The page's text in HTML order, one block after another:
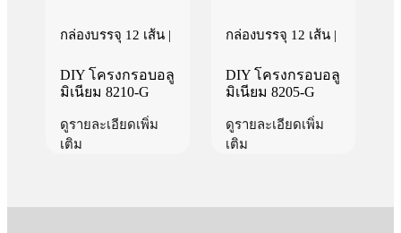
กล่องบรรจุ 12 เส้น |
DIY โครงกรอบอลู
มิเนียม 8210-G
ดูรายละเอียดเพิ่ม
เติม
กล่องบรรจุ 12 เส้น |
DIY โครงกรอบอลู
มิเนียม 8205-G
ดูรายละเอียดเพิ่ม
เติม